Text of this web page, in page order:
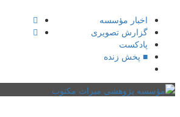
اخبار مؤسسه
گزارش تصویری
پادکست‌
■ پخش زنده